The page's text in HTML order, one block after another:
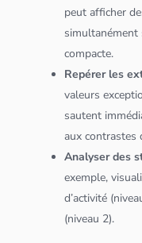
peut afficher
simultanément
compacte.
Repérer les
valeurs
sautent
aux contrastes
Analyser des
exemple,
d’activité
(niveau 2).